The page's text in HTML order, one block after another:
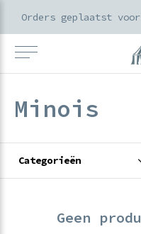
Minois
Categorieën
Geen